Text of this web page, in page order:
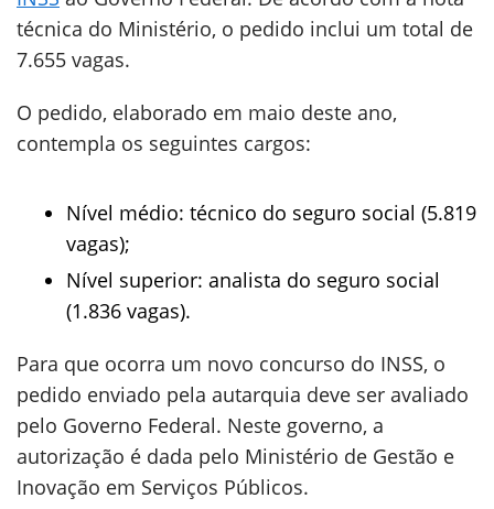
técnica do Ministério, o pedido inclui um total de
7.655 vagas.
O pedido, elaborado em maio deste ano,
contempla os seguintes cargos:
Nível médio: técnico do seguro social (5.819
vagas);
Nível superior: analista do seguro social
(1.836 vagas).
Para que ocorra um novo concurso do INSS, o
pedido enviado pela autarquia deve ser avaliado
pelo Governo Federal. Neste governo, a
autorização é dada pelo Ministério de Gestão e
Inovação em Serviços Públicos.